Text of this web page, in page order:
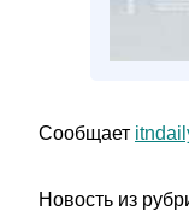
Сообщает
Новость из